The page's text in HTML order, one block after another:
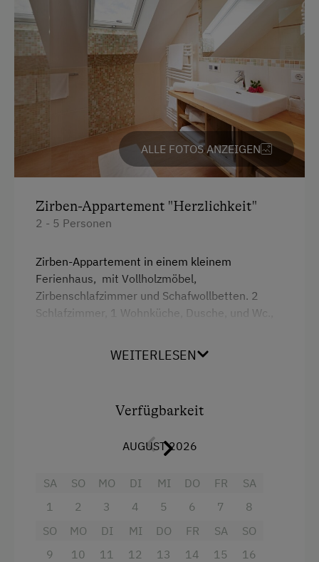
ALLE FOTOS ANZEIGEN
Zirben-Appartement "Herzlichkeit"
2 - 5 Personen
Zirben-Appartement in einem kleinem
Ferienhaus, mit Vollholzmöbel,
Zirbenschlafzimmer und Schafwollbetten. 2
Schlafzimmer, 1 Wohnküche, Dusche, und Wc.,
Doppelbett (Kingsize)
WEITERLESEN
Verfügbarkeit
AUGUST 2026
SA
1
SO
2
MO
3
DI
4
MI
5
DO
6
FR
7
SA
8
SO
9
MO
10
DI
11
MI
12
DO
13
FR
14
SA
15
SO
16